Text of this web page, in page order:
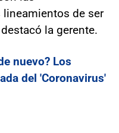
de ser
la gerente.
nuevo? Los
del 'Coronavirus'